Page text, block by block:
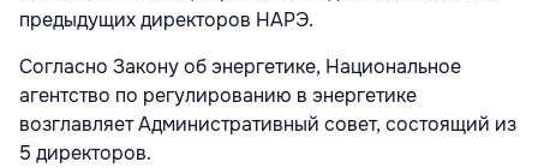
предыдущих директоров НАРЭ.
Согласно Закону об энергетике, Национальное
агентство по регулированию в энергетике
возглавляет Административный совет, состоящий из
5 директоров.